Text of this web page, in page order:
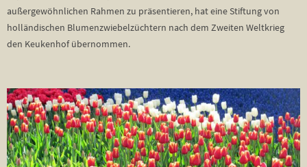
außergewöhnlichen Rahmen zu präsentieren, hat eine Stiftung von
holländischen Blumenzwiebelzüchtern nach dem Zweiten Weltkrieg
den Keukenhof übernommen.